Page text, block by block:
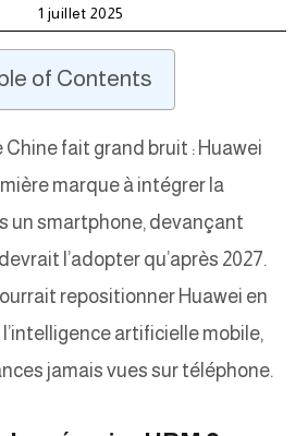
1 juillet 2025
of Contents
fait grand bruit : Huawei
marque à intégrer la
un smartphone, devançant
l’adopter qu’après 2027.
repositionner Huawei en
artificielle mobile,
jamais vues sur téléphone.